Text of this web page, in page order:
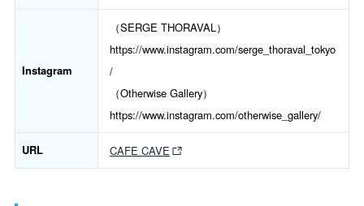
Instagram
（SERGE THORAVAL）
https://www.instagram.com/serge_thoraval_tokyo
/
（Otherwise Gallery）
https://www.instagram.com/otherwise_gallery/
URL CAFE CAVE